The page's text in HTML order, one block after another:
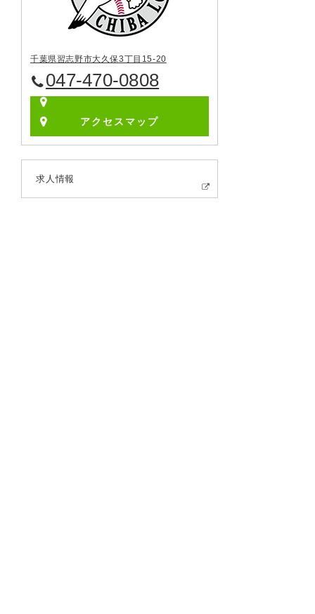
千葉県習志野市大久保3丁目15-20
047-470-0808
アクセスマップ
求人情報